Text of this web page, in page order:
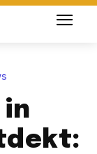
in